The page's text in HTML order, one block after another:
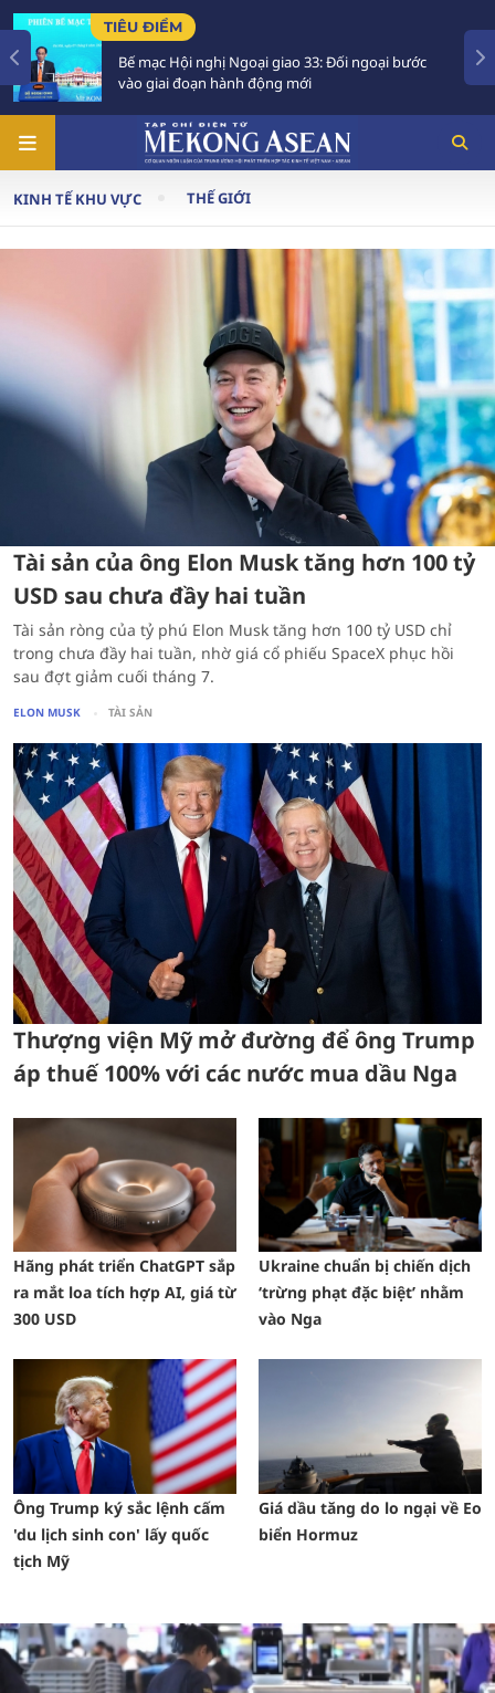
TIÊU ĐIỂM
Bế mạc Hội nghị Ngoại giao 33: Đối ngoại bước
vào giai đoạn hành động mới
KINH TẾ KHU VỰC THẾ GIỚI
Tài sản của ông Elon Musk tăng hơn 100 tỷ
USD sau chưa đầy hai tuần
Tài sản ròng của tỷ phú Elon Musk tăng hơn 100 tỷ USD chỉ
trong chưa đầy hai tuần, nhờ giá cổ phiếu SpaceX phục hồi
sau đợt giảm cuối tháng 7.
ELON MUSK TÀI SẢN
Thượng viện Mỹ mở đường để ông Trump
áp thuế 100% với các nước mua dầu Nga
Hãng phát triển ChatGPT sắp
ra mắt loa tích hợp AI, giá từ
300 USD
Ukraine chuẩn bị chiến dịch
‘trừng phạt đặc biệt’ nhằm
vào Nga
Ông Trump ký sắc lệnh cấm
'du lịch sinh con' lấy quốc
tịch Mỹ
Giá dầu tăng do lo ngại về Eo
biển Hormuz